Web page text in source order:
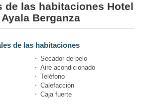
de las habitaciones Hotel
Berganza
de las habitaciones
Secador de pelo
Aire acondicionado
Teléfono
Calefacción
Caja fuerte